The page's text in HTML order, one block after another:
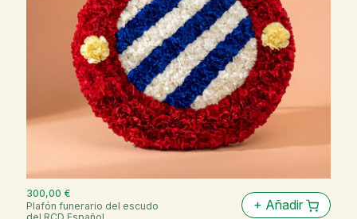
300,00 €
Plafón funerario del escudo
+ Añadir